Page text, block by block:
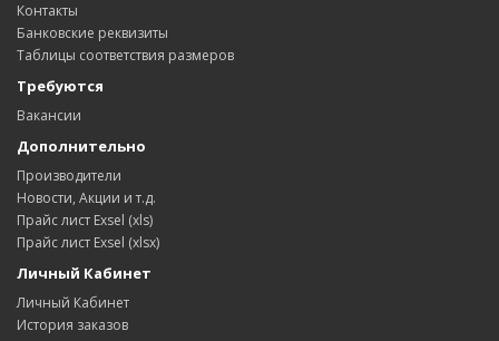
Контакты
Банковские реквизиты
Таблицы соответствия размеров
Требуются
Вакансии
Дополнительно
Производители
Новости, Акции и т.д.
Прайс лист Exsel (xls)
Прайс лист Exsel (xlsx)
Личный Кабинет
Личный Кабинет
История заказов